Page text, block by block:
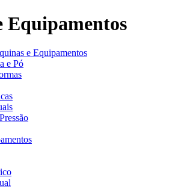
Equipamentos
e Equipamentos
e Pó